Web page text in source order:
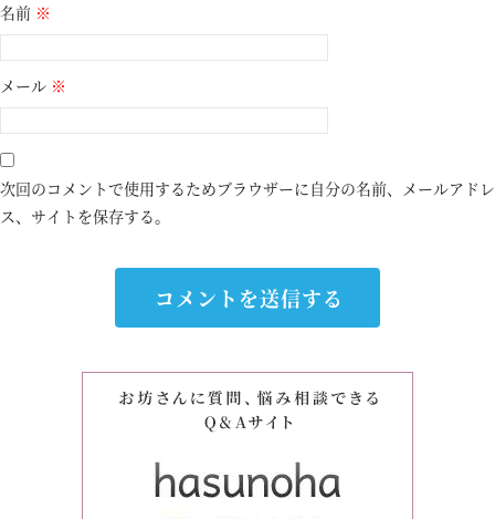
名前 ※
メール ※
次回のコメントで使用するためブラウザーに自分の名前、メールアドレ
ス、サイトを保存する。